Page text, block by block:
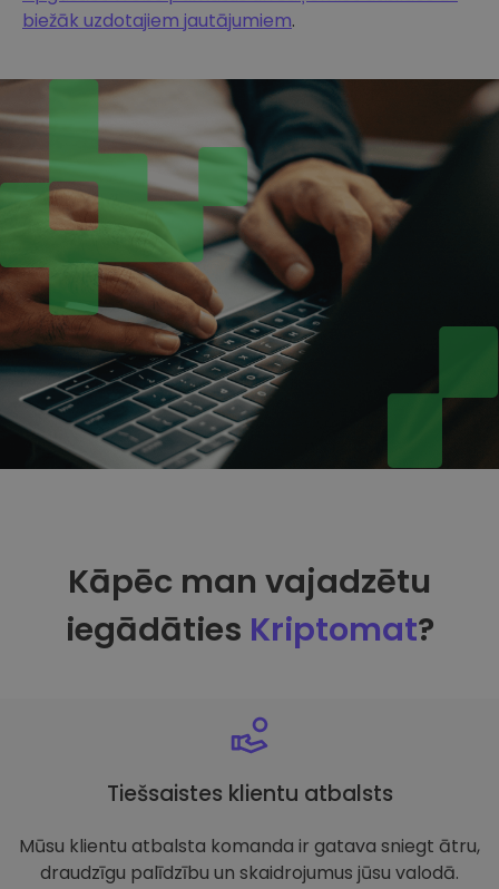
biežāk uzdotajiem jautājumiem.
Kāpēc man vajadzētu
iegādāties Kriptomat?
Tiešsaistes klientu atbalsts
Mūsu klientu atbalsta komanda ir gatava sniegt ātru,
draudzīgu palīdzību un skaidrojumus jūsu valodā.